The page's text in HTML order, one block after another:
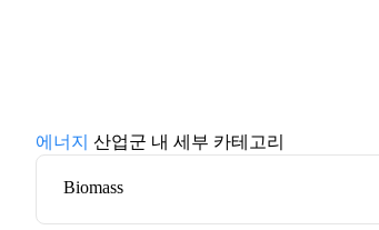
에너지 산업군 내 세부 카테고리
Biomass